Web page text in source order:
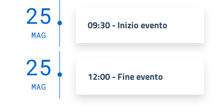
25
MAG
09:30 - Inizio evento
25
MAG
12:00 - Fine evento